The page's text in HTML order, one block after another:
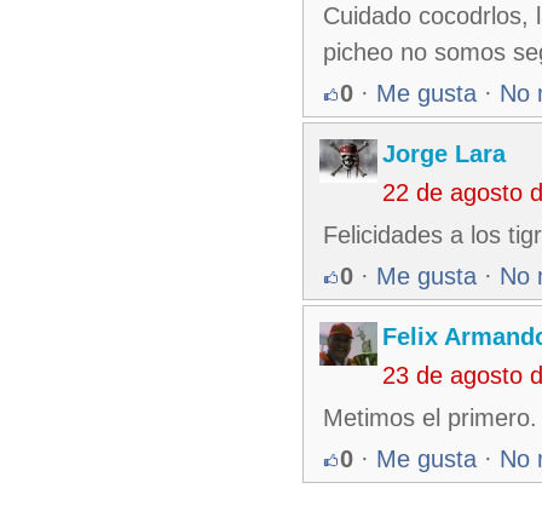
Cuidado cocodrlos,
picheo no somos
0 · Me gusta · No
Jorge Lara
22 de agosto
Felicidades a los
0 · Me gusta · No
Felix
23 de agosto
Metimos el primero.
0 · Me gusta · No